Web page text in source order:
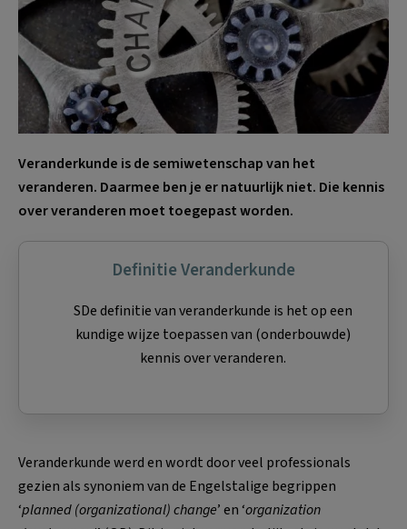
Veranderkunde is de semiwetenschap van het
veranderen. Daarmee ben je er natuurlijk niet. Die kennis
over veranderen moet toegepast worden.
Definitie Veranderkunde
SDe definitie van veranderkunde is het op een
kundige wijze toepassen van (onderbouwde)
kennis over veranderen.
Veranderkunde werd en wordt door veel professionals
gezien als synoniem van de Engelstalige begrippen
‘planned (organizational) change’ en ‘organization